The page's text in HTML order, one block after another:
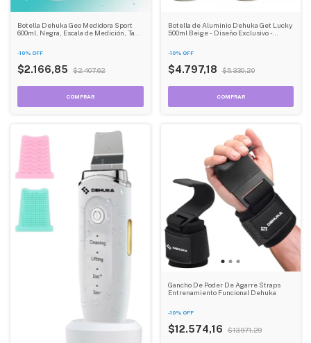
Botella Dehuka Geo Medidora Sport
600ml, Negra, Escala de Medición, Tapa
-10% OFF
$2.166,85 $2.407,62
Botella de Aluminio Dehuka Get Lucky
500ml Beige - Diseño Exclusivo -
-10% OFF
$4.797,18 $5.330,20
Gancho De Poder De Agarre Straps
Entrenamiento Funcional Dehuka
-10% OFF
$12.574,16 $13.971,29